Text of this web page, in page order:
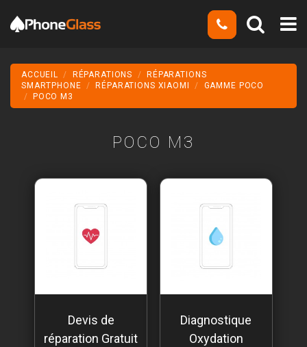
ACCUEIL RÉPARATIONS
RÉPARATIONS
SMARTPHONE
RÉPARATIONS XIAOMI
GAMME POCO
POCO M3
POCO M3
Devis de
réparation Gratuit
Diagnostique
Oxydation